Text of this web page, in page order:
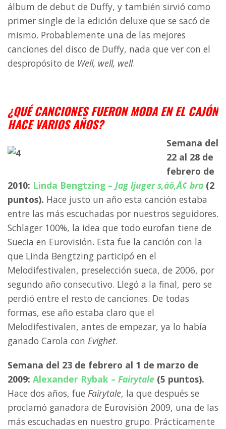
álbum de debut de Duffy, y también sirvió como
primer single de la edición deluxe que se sacó de
mismo. Probablemente una de las mejores
canciones del disco de Duffy, nada que ver con el
despropósito de Well, well, well.
¿QUÉ CANCIONES FUERON MODA EN EL CAJÓN
HACE VARIOS AÑOS?
Semana del
22 al 28 de
febrero de
2010: Linda Bengtzing – Jag ljuger s‚àö‚Ä¢ bra (2
puntos). Hace justo un año esta canción estaba
entre las más escuchadas por nuestros seguidores.
Schlager 100%, la idea que todo eurofan tiene de
Suecia en Eurovisión. Esta fue la canción con la
que Linda Bengtzing participó en el
Melodifestivalen, preselección sueca, de 2006, por
segundo año consecutivo. Llegó a la final, pero se
perdió entre el resto de canciones. De todas
formas, ese año estaba claro que el
Melodifestivalen, antes de empezar, ya lo había
ganado Carola con Evighet.
Semana del 23 de febrero al 1 de marzo de
2009: Alexander Rybak – Fairytale (5 puntos).
Hace dos años, fue Fairytale, la que después se
proclamó ganadora de Eurovisión 2009, una de las
más escuchadas en nuestro grupo. Prácticamente